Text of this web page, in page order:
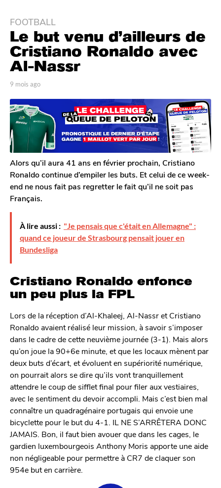
9
m
o
i
s
a
o
9
m
o
i
s
a
g
o
FOOTBALL
Le but venu d’ailleurs de
Cristiano Ronaldo avec
Al-Nassr
p
r
T
o
m
G
a
l
e
r
o
n
9 mois ago
i
s
g
o
Alors qu’il aura 41 ans en février prochain, Cristiano
Ronaldo continue d’empiler les buts. Et celui de ce week-
end ne nous fait pas regretter le fait qu’il ne soit pas
Français.
À lire aussi : "Je pensais que c'était en Allemagne" :
quand ce joueur de Strasbourg pensait jouer en
Bundesliga
Cristiano Ronaldo enfonce
un peu plus la FPL
Lors de la réception d’Al-Khaleej, Al-Nassr et Cristiano
Ronaldo avaient réalisé leur mission, à savoir s’imposer
dans le cadre de cette neuvième journée (3-1). Mais alors
qu’on joue la 90+6e minute, et que les locaux mènent par
deux buts d’écart, et évoluent en supériorité numérique,
on pourrait alors se dire qu’ils vont tranquillement
attendre le coup de sifflet final pour filer aux vestiaires,
avec le sentiment du devoir accompli. Mais c’est bien mal
connaître un quadragénaire portugais qui envoie une
bicyclette pour le but du 4-1. IL NE S’ARRÊTERA DONC
JAMAIS. Bon, il faut bien avouer que dans les cages, le
gardien luxembourgeois Anthony Moris apporte une aide
non négligeable pour permettre à CR7 de claquer son
954e but en carrière.